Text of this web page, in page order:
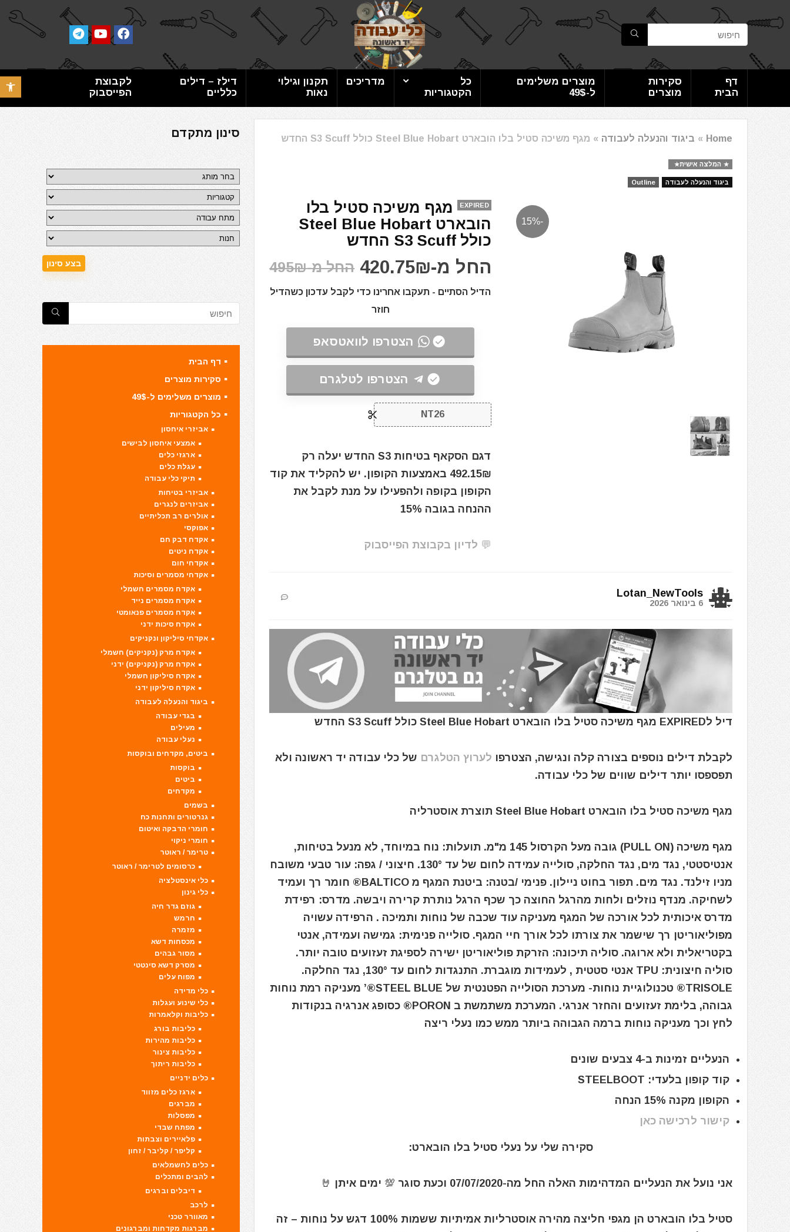
פתח
דף
הבית
סקירות
מוצרים
מוצרים משלימים
ל-49$
כל
הקטגוריות
מדריכים
תקנון וגילוי
נאות
דילז – דילים
כלליים
לקבוצת
הפייסבוק
Home
» ביגוד והנעלה לעבודה » מגף משיכה סטיל בלו הובארט Steel Blue Hobart כולל S3 Scuff החדש
המלצה אישית
ביגוד והנעלה לעבודה Outline
-15%
EXPIRED
מגף משיכה סטיל בלו
הובארט Steel Blue Hobart
כולל S3 Scuff החדש
החל מ-420.75₪ החל מ-495₪
הדיל הסתיים - תעקבו אחרינו כדי לקבל עדכון כשהדיל
חוזר
הצטרפו לוואטסאפ
הצטרפו לטלגרם
NT26
דגם הסקאף בטיחות S3 החדש יעלה רק
492.15₪ באמצעות הקופון. יש להקליד את קוד
הקופון בקופה ולהפעילו על מנת לקבל את
ההנחה בגובה 15%
💬 לדיון בקבוצת הפייסבוק
Lotan_NewTools
6 בינואר 2026
דיל לEXPIRED מגף משיכה סטיל בלו הובארט Steel Blue Hobart כולל S3 Scuff החדש
לקבלת דילים נוספים בצורה קלה ונגישה, הצטרפו לערוץ הטלגרם של כלי עבודה יד ראשונה ולא
תפספסו יותר דילים שווים של כלי עבודה.
מגף משיכה סטיל בלו הובארט Steel Blue Hobart תוצרת אוסטרליה
מגף משיכה (PULL ON) גובה מעל הקרסול 145 מ"מ. תועלות: נוח במיוחד, לא מנעל בטיחות,
אנטיסטטי, נגד מים, נגד החלקה, סולייה עמידה לחום של עד 130°. חיצוני / גפה: עור טבעי משובח
מניו זילנד. נגד מים. תפור בחוט ניילון. פנימי /בטנה: ביטנת המגף מ BALTICO® חומר רך ועמיד
לשחיקה. מנדף נוזלים ולחות מהרגל החוצה כך שכף הרגל נותרת קרירה ויבשה. מדרס: רפידת
מדרס איכותית לכל אורכה של המגף מעניקה עוד שכבה של נוחות ותמיכה . הרפידה עשויה
מפוליאוריטן רך שישמר את צורתו לכל אורך חיי המגף. סולייה פנימית: גמישה ועמידה, אנטי
בקטריאלית ולא ארוגה. סוליה תיכונה: הזרקת פוליאוריטן ישירה לספיגת זעזועים טובה יותר.
סוליה חיצונית: TPU אנטי סטטית , לעמידות מוגברת. התנגדות לחום עד 130°, נגד החלקה.
TRISOLE® טכנולוגיית נוחות- מערכת הסולייה הפטנטית של STEEL BLUE®’ מעניקה רמת נוחות
גבוהה, בלימת זעזועים והחזר אנרגי. המערכת משתמשת ב PORON® כסופג אנרגיה בנקודות
לחץ וכך מעניקה נוחות ברמה הגבוהה ביותר ממש כמו נעלי ריצה
הנעליים זמינות ב-4 צבעים שונים
קוד קופון בלעדי: STEELBOOT
הקופון מקנה 15% הנחה
קישור לרכישה כאן
סקירה שלי על נעלי סטיל בלו הובארט:
אני נועל את הנעליים המדהימות האלה החל מה-07/07/2020 וכעת סוגר 💯 ימים איתן 🤘
סטיל בלו הובארט הן מגפי חליצה מהירה אוסטרליות אמיתיות ששמות 100% דגש על נוחות – זה
סינון מתקדם
דף הבית
סקירות מוצרים
מוצרים משלימים ל-49$
כל הקטגוריות
אביזרי איחסון
אמצעי איחסון לבישים
ארגזי כלים
עגלת כלים
תיקי כלי עבודה
אביזרי בטיחות
אביזרים לנגרים
אולרים רב תכליתיים
אפוקסי
אקדח דבק חם
אקדח ניטים
אקדחי חום
אקדחי מסמרים וסיכות
אקדח מסמרים חשמלי
אקדח מסמרים נייד
אקדח מסמרים פנאומטי
אקדח סיכות ידני
אקדחי סיליקון ונקניקים
אקדח מרק (נקניקים) חשמלי
אקדח מרק (נקניקים) ידני
אקדח סיליקון חשמלי
אקדח סיליקון ידני
ביגוד והנעלה לעבודה
בגדי עבודה
מעילים
נעלי עבודה
ביטים, מקדחים ובוקסות
בוקסות
ביטים
מקדחים
בשמים
גנרטורים ותחנות כח
חומרי הדבקה ואיטום
חומרי ניקוי
טרימר / ראוטר
כרסומים לטרימר / ראוטר
כלי אינסטלציה
כלי גינון
גוזם גדר חיה
חרמש
מזמרה
מכסחות דשא
מסור גבהים
מסרק דשא סינטטי
מפוח עלים
כלי מדידה
כלי שינוע ועגלות
כליבות וקלאמרות
כליבות בורג
כליבות מהירות
כליבות צינור
כליבות ריתוך
כלים ידניים
ארגז כלים מזווד
מברגים
מפסלות
מפתח שבדי
פלאיירים וצבתות
קליפר / קליבר / זחון
כלים לחשמלאים
להבים ומתכלים
דיבלים וברגים
לרכב
מאוורר טכני
מברגות מקדחות ומברגונים